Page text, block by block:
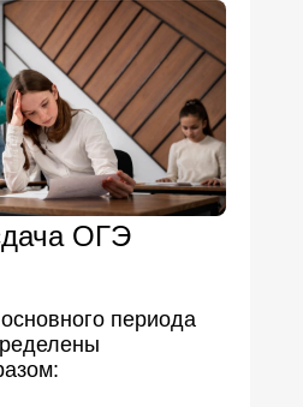
ОГЭ
периода